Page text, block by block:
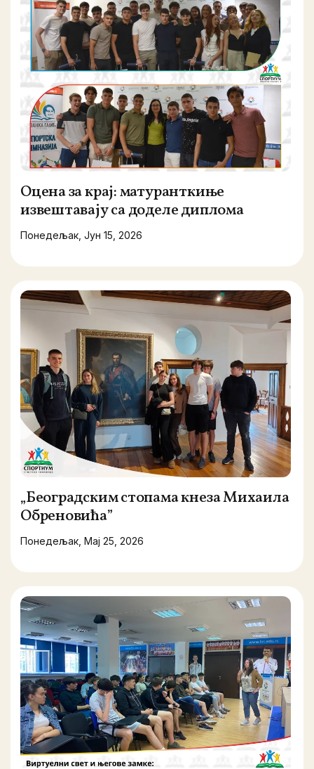
Оцена за крај: матуранткиње
извештавају са доделе диплома
Понедељак, Јун 15, 2026
„Београдским стопама кнеза Михаила
Обреновића”
Понедељак, Мај 25, 2026